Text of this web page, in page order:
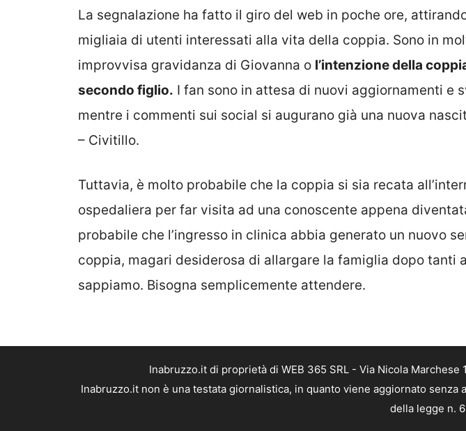
La segnalazione ha fatto il giro del web in poche ore,
migliaia di utenti interessati alla vita della coppia. Sono in
improvvisa gravidanza di Giovanna o l’intenzione della
secondo figlio. I fan sono in attesa di nuovi aggiornamenti e
mentre i commenti sui social si augurano già una nuova
– Civitillo.
Tuttavia, è molto probabile che la coppia si sia recata
ospedaliera per far visita ad una conoscente appena
probabile che l’ingresso in clinica abbia generato un nuovo
coppia, magari desiderosa di allargare la famiglia dopo tanti
sappiamo. Bisogna semplicemente attendere.
Inabruzzo.it di proprietà di WEB 365 SRL - Via Nicola Marchese
Inabruzzo.it non è una testata giornalistica, in quanto viene aggiornato
della legge n.